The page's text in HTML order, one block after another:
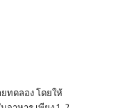
ดลอง โดยให้